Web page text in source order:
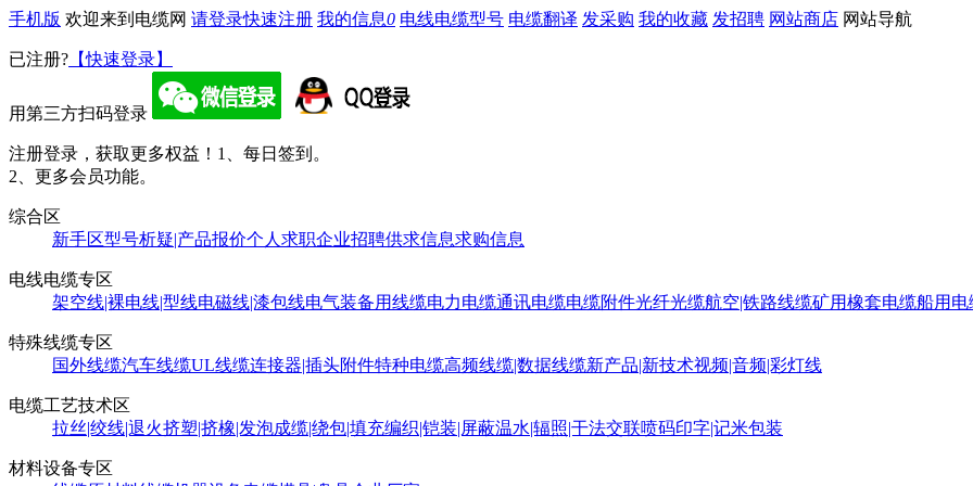
手机版 欢迎来到电缆网 请登录快速注册 我的信息0 电线电缆型号 电缆翻译 发采购 我的收藏 发招聘 网站商店 网站导航
已注册? 【快速登录】
用第三方扫码登录
注册登录，获取更多权益！ 1、每日签到。
2、更多会员功能。
综合区
新手区型号析疑|产品报价个人求职企业招聘供求信息求购信息
电线电缆专区
架空线|裸电线|型线电磁线|漆包线电气装备用线缆电力电缆通讯电缆电缆附件光纤光缆航空|铁路线缆矿用橡套电缆船用电
特殊线缆专区
国外线缆汽车线缆UL线缆连接器|插头附件特种电缆高频线缆|数据线缆新产品|新技术视频|音频|彩灯线
电缆工艺技术区
拉丝|绞线|退火挤塑|挤橡|发泡成缆|绕包|填充编织|铠装|屏蔽温水|辐照|干法交联喷码印字|记米包装
材料设备专区